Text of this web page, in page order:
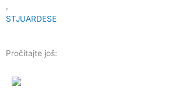
,
STJUARDESE
Pročitajte još: